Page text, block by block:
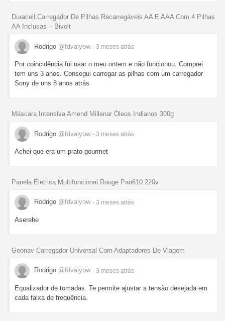
Duracell Carregador De Pilhas Recarregáveis AA E AAA Com 4 Pilhas
AA Inclusas – Bivolt
Rodrigo @fdvaiyow - 3 meses atrás
Por coincidência fui usar o meu ontem e não funcionou. Comprei
tem uns 3 anos. Consegui carregar as pilhas com um carregador
Sony de uns 8 anos atrás
Máscara Intensiva Amend Millenar Óleos Indianos 300g
Rodrigo @fdvaiyow - 3 meses atrás
Achei que era um prato gourmet
Panela Eletrica Multifuncional Rouge Pan610 220v
Rodrigo @fdvaiyow - 3 meses atrás
Aserehe
Geonav Carregador Universal Com Adaptadores De Viagem
Rodrigo @fdvaiyow - 3 meses atrás
Equalizador de tomadas. Te permite ajustar a tensão desejada em
cada faixa de frequência.